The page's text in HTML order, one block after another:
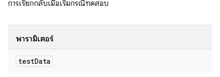
การเรียกกลับเมื่อเริ่มกรณีทดสอบ
พารามิเตอร์
testData